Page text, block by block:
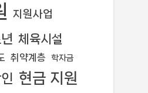
지원사업
체육시설
취약계층 학자금
현금 지원